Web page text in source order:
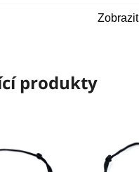
produkty